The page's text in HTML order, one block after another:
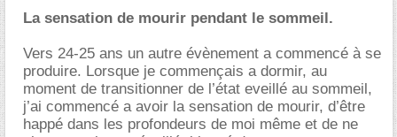
La sensation de mourir pendant le sommeil.
Vers 24-25 ans un autre évènement a commencé à se
produire. Lorsque je commençais a dormir, au
moment de transitionner de l’état eveillé au sommeil,
j’ai commencé a avoir la sensation de mourir, d’être
happé dans les profondeurs de moi même et de ne